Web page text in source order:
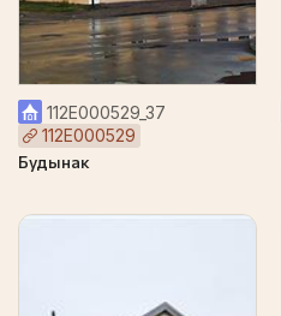
112Е000529_37
112Е000529
Будынак